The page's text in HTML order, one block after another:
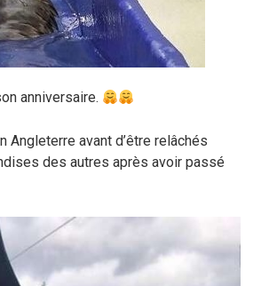
anniversaire.
Angleterre avant d’être relâchés
des autres après avoir passé